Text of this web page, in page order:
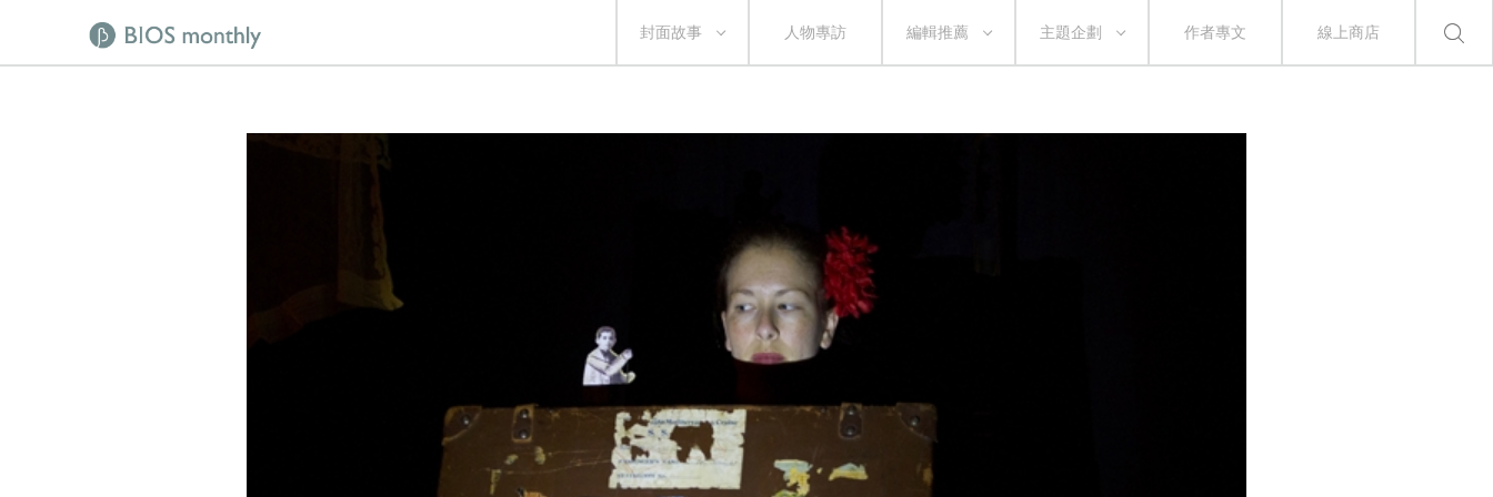
封面故事 人物專訪 編輯推薦 主題企劃 作者專文 線上商店